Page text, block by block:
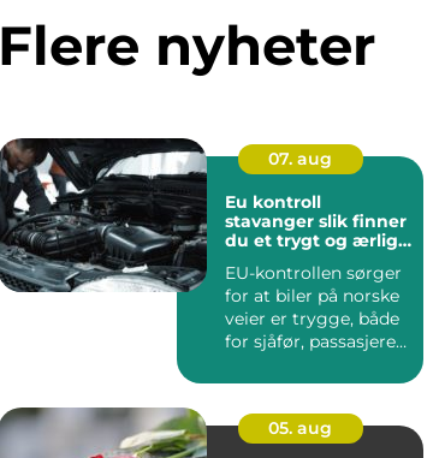
Flere nyheter
07. aug
Eu kontroll
stavanger slik finner
du et trygt og ærlig
EU-kontrollen sørger
for at biler på norske
veier er trygge, både
for sjåfør, passasjerer
05. aug